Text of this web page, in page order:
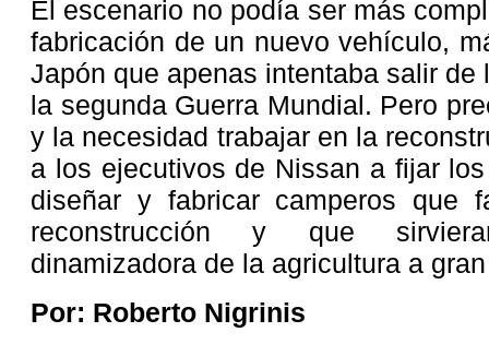
El escenario no podía ser más
fabricación de un nuevo vehículo,
Japón que apenas intentaba salir
la segunda Guerra Mundial. Pero
y la necesidad trabajar en la
a los ejecutivos de Nissan a fijar
diseñar y fabricar camperos que
reconstrucción y que
dinamizadora de la agricultura a
Por: Roberto Nigrinis